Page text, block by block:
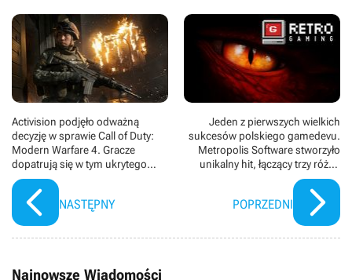
Activision podjęło odważną
decyzję w sprawie Call of Duty:
Modern Warfare 4. Gracze
dopatrują się w tym ukrytego
sygnału
NASTĘPNY
Jeden z pierwszych wielkich
sukcesów polskiego gamedevu.
Metropolis Software stworzyło
unikalny hit, łączący trzy różne
gatunki
POPRZEDNI
Najnowsze Wiadomości